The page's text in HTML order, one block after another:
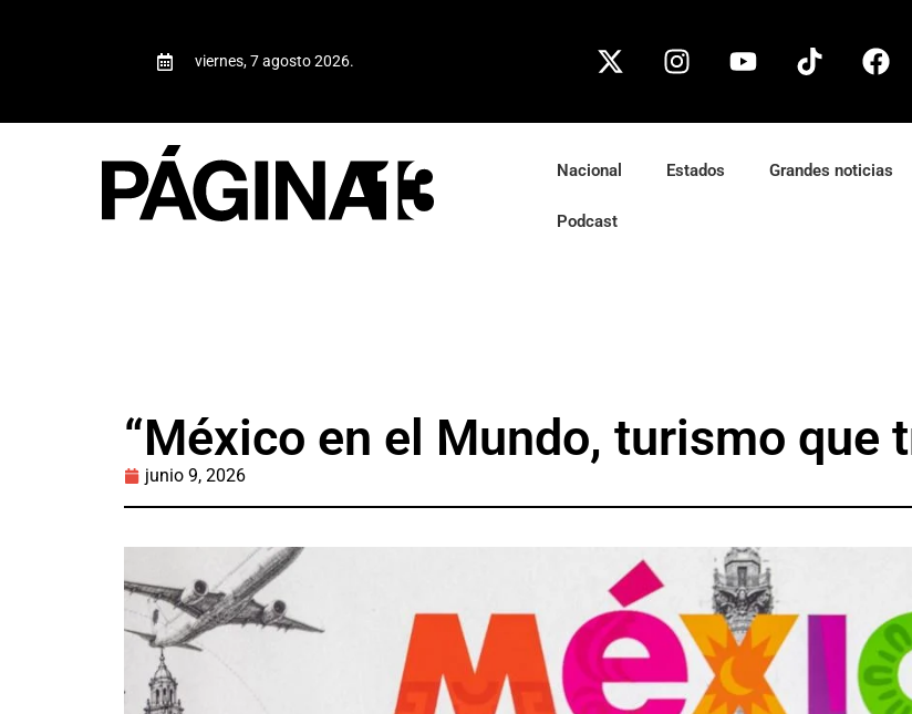
viernes, 7 agosto 2026.
Nacional Estados Grandes noticias
Podcast
“México en el Mundo, turismo que
junio 9, 2026